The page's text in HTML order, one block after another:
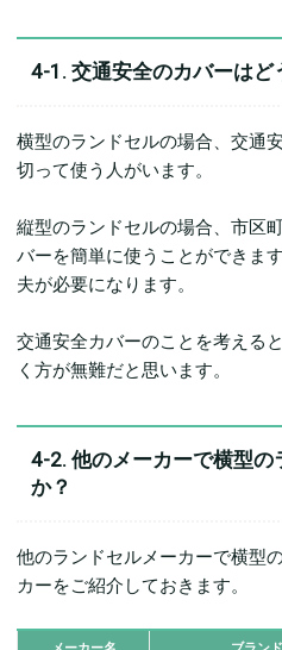
4-1. 交通安全のカバーはど
横型のランドセルの場合、交通
切って使う人がいます。
縦型のランドセルの場合、市区
バーを簡単に使うことができま
夫が必要になります。
交通安全カバーのことを考える
く方が無難だと思います。
4-2. 他のメーカーで横型
か？
他のランドセルメーカーで横型
カーをご紹介しておきます。